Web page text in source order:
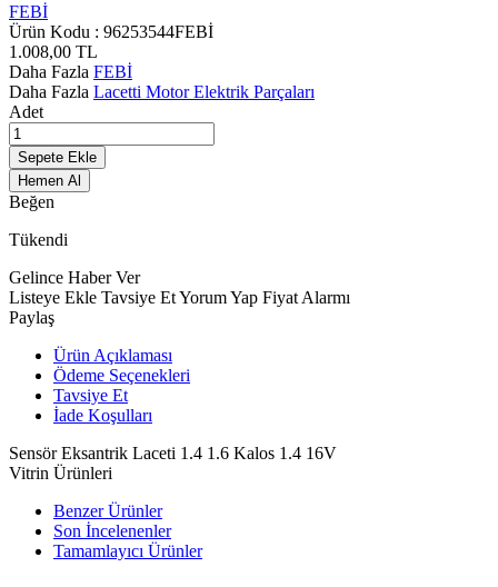
FEBİ
Ürün Kodu : 96253544FEBİ
1.008,00 TL
Daha Fazla FEBİ
Daha Fazla Lacetti Motor Elektrik Parçaları
Adet
Sepete Ekle
Hemen Al
Beğen
Tükendi
Gelince Haber Ver
Listeye Ekle Tavsiye EtYorum Yap Fiyat Alarmı
Paylaş
Ürün Açıklaması
Ödeme Seçenekleri
Tavsiye Et
İade Koşulları
Sensör Eksantrik Laceti 1.4 1.6 Kalos 1.4 16V
Vitrin Ürünleri
Benzer Ürünler
Son İncelenenler
Tamamlayıcı Ürünler